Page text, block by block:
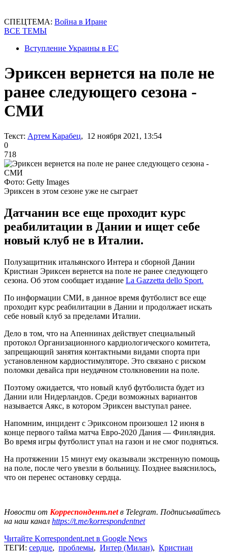
СПЕЦТЕМА: Война в Иране
ВСЕ ТЕМЫ
Вступление Украины в ЕС
Эриксен вернется на поле не
ранее следующего сезона -
СМИ
Текст: Артем Карабец, 12 ноября 2021, 13:54
0
718
Фото: Getty Images
Эриксен в этом сезоне уже не сыграет
Датчанин все еще проходит курс
реабилитации в Дании и ищет себе
новый клуб не в Италии.
Полузащитник итальянского Интера и сборной Дании
Кристиан Эриксен вернется на поле не ранее следующего
сезона. Об этом сообщает издание La Gazzetta dello Sport.
По информации СМИ, в данное время футболист все еще
проходит курс реабилитации в Дании и продолжает искать
себе новый клуб за пределами Италии.
Дело в том, что на Апеннинах действует специальный
протокол Организационного кардиологического комитета,
запрещающий занятия контактными видами спорта при
установленном кардиостимуляторе. Это связано с риском
поломки девайса при неудачном столкновении на поле.
Поэтому ожидается, что новый клуб футболиста будет из
Дании или Нидерландов. Среди возможных вариантов
называется Аякс, в котором Эриксен выступал ранее.
Напомним, инцидент с Эриксоном произошел 12 июня в
конце первого тайма матча Евро-2020 Дания — Финляндия.
Во время игры футболист упал на газон и не смог подняться.
На протяжении 15 минут ему оказывали экстренную помощь
на поле, после чего увезли в больницу. Позднее выяснилось,
что он перенес остановку сердца.
Новости от Корреспондент.netв Telegram. Подписывайтесь
на наш канал https://t.me/korrespondentnet
Читайте Korrespondent.net в Google News
ТЕГИ: сердце, проблемы, Интер (Милан), Кристиан